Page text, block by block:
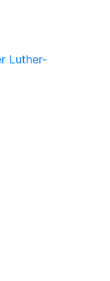
Luther-